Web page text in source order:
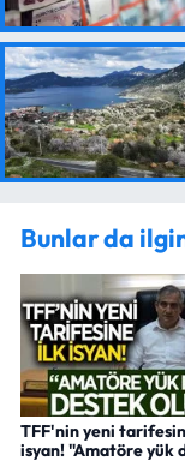
Bunlar da
TFF'nin yeni
isyan! "Amatöre yük